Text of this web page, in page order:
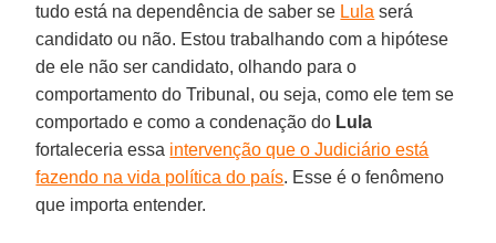
tudo está na dependência de saber se Lula será
candidato ou não. Estou trabalhando com a hipótese
de ele não ser candidato, olhando para o
comportamento do Tribunal, ou seja, como ele tem se
comportado e como a condenação do Lula
fortaleceria essa intervenção que o Judiciário está
fazendo na vida política do país. Esse é o fenômeno
que importa entender.